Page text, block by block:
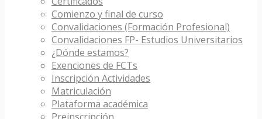
Comienzo y final de curso
Convalidaciones (Formación Profesional)
Convalidaciones FP- Estudios Universitarios
¿Dónde estamos?
Exenciones de FCTs
Inscripción Actividades
Matriculación
Plataforma académica